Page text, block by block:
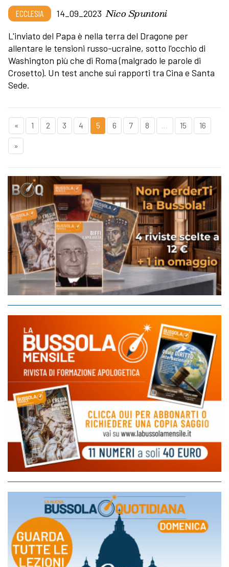
ECCLESIA 14_09_2023 Nico Spuntoni
L'inviato del Papa è nella terra del Dragone per
allentare le tensioni russo-ucraine, sotto l'occhio di
Washington più che di Roma (malgrado le parole di
Crosetto). Un test anche sui rapporti tra Cina e Santa
Sede.
« 1 2 3 4 5 6 7 8 ... 15 16
»